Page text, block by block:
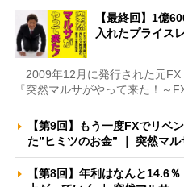
【最終回】1億
入れたプライス
2009年12月に発行された元FX
『突然マルサがやって来た！～
【第9回】もう一度FXでリ
た”ヒミツのお金” ｜ 突然マ
【第8回】年利はなんと14.6